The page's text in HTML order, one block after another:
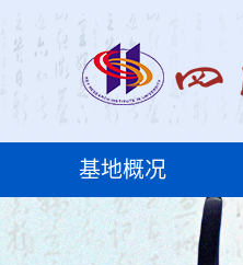
基地概况